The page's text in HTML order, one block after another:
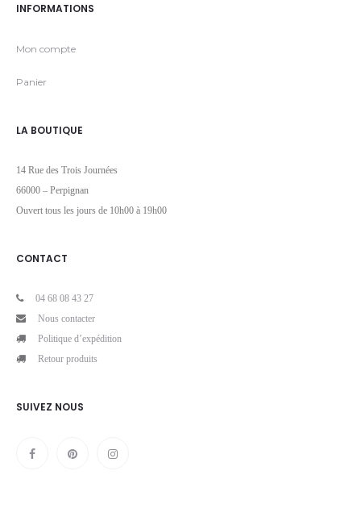
INFORMATIONS
Mon compte
Panier
LA BOUTIQUE
14 Rue des Trois Journées
66000 – Perpignan
Ouvert tous les jours de 10h00 à 19h00
CONTACT
04 68 08 43 27
Nous contacter
Politique d’expédition
Retour produits
SUIVEZ NOUS